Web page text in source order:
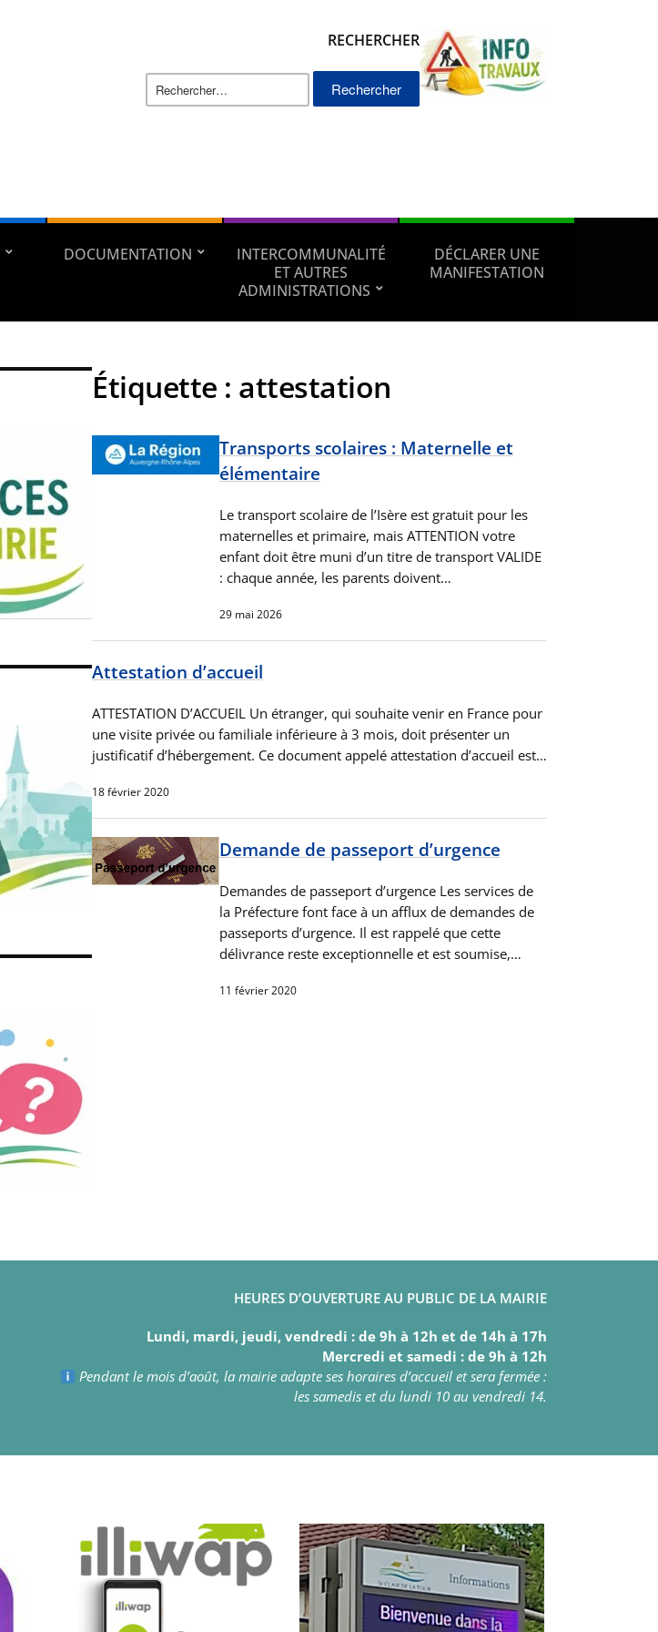
RECHERCHER
Rechercher :
DOCUMENTATION
INTERCOMMUNALITÉ
ET AUTRES
ADMINISTRATIONS
DÉCLARER UNE
MANIFESTATION
Étiquette : attestation
Transports scolaires : Maternelle et
élémentaire
Le transport scolaire de l’Isère est gratuit pour les
maternelles et primaire, mais ATTENTION votre
enfant doit être muni d’un titre de transport VALIDE
: chaque année, les parents doivent…
29 mai 2026
Attestation d’accueil
ATTESTATION D’ACCUEIL Un étranger, qui souhaite venir en France pour
une visite privée ou familiale inférieure à 3 mois, doit présenter un
justificatif d’hébergement. Ce document appelé attestation d’accueil est…
18 février 2020
Demande de passeport d’urgence
Demandes de passeport d’urgence Les services de
la Préfecture font face à un afflux de demandes de
passeports d’urgence. Il est rappelé que cette
délivrance reste exceptionnelle et est soumise,…
11 février 2020
HEURES D’OUVERTURE AU PUBLIC DE LA MAIRIE
Lundi, mardi, jeudi, vendredi : de 9h à 12h et de 14h à 17h
Mercredi et samedi : de 9h à 12h
Pendant le mois d’août, la mairie adapte ses horaires d’accueil et sera fermée :
les samedis et du lundi 10 au vendredi 14.